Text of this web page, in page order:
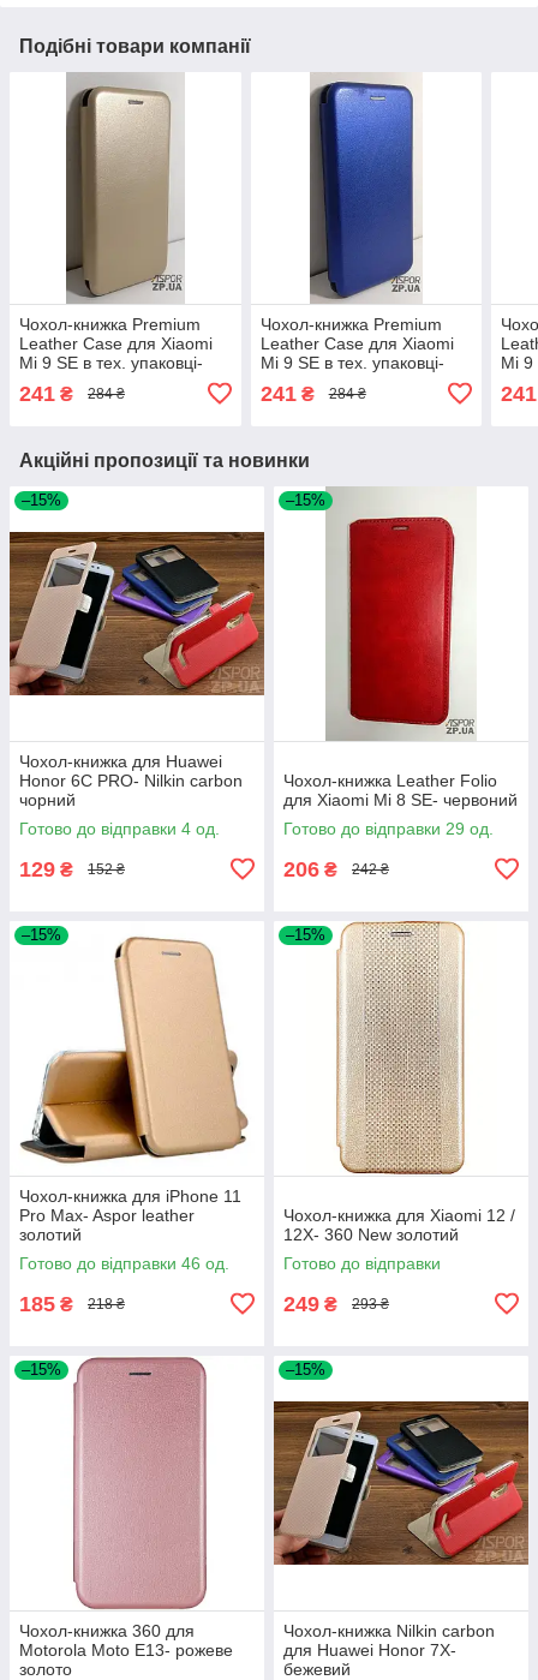
Подібні товари компанії
Чохол-книжка Premium
Leather Case для Xiaomi
Mi 9 SE в тех. упаковці-
241 ₴ 284 ₴
Чохол-книжка Premium
Leather Case для Xiaomi
Mi 9 SE в тех. упаковці-
241₴ 284 ₴
Mi 9
241
Акційні пропозиції та новинки
–15%
Чохол-книжка для Huawei
Honor 6C PRO- Nilkin carbon
чорний
Готово до відправки 4 од.
129 ₴ 152 ₴
–15%
Чохол-книжка Leather Folio
для Xiaomi Mi 8 SE- червоний
Готово до відправки 29 од.
206 ₴ 242 ₴
–15%
Чохол-книжка для iPhone 11
Pro Max- Aspor leather
золотий
Готово до відправки 46 од.
185 ₴ 218 ₴
–15%
Чохол-книжка для Xiaomi 12 /
12X- 360 New золотий
Готово до відправки
249 ₴ 293 ₴
–15%
Чохол-книжка 360 для
Motorola Moto E13- рожеве
золото
–15%
Чохол-книжка Nilkin carbon
для Huawei Honor 7X-
бежевий